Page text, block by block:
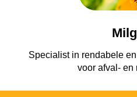
Specialist in rendabele
voor afval- en